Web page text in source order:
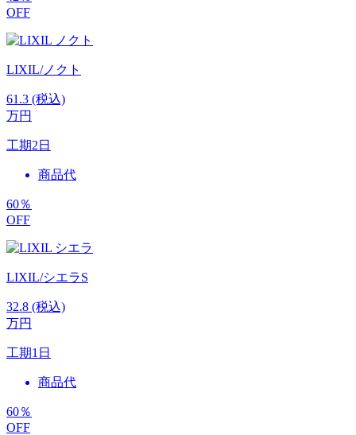
OFF
LIXIL/ノクト
61.3 (税込)
万円
工期2日
商品代
60％
OFF
LIXIL/シエラS
32.8 (税込)
万円
工期1日
商品代
60％
OFF